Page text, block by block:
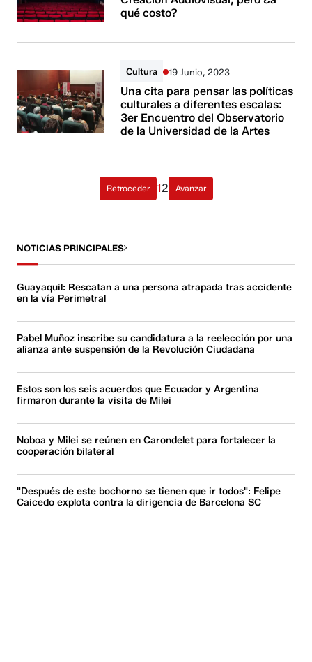
qué costo?
Cultura 19 Junio, 2023
Una cita para pensar las políticas
culturales a diferentes escalas:
3er Encuentro del Observatorio
de la Universidad de la Artes
Retroceder 12 Avanzar
NOTICIAS PRINCIPALES
Guayaquil: Rescatan a una persona atrapada tras accidente
en la vía Perimetral
Pabel Muñoz inscribe su candidatura a la reelección por una
alianza ante suspensión de la Revolución Ciudadana
Estos son los seis acuerdos que Ecuador y Argentina
firmaron durante la visita de Milei
Noboa y Milei se reúnen en Carondelet para fortalecer la
cooperación bilateral
"Después de este bochorno se tienen que ir todos": Felipe
Caicedo explota contra la dirigencia de Barcelona SC